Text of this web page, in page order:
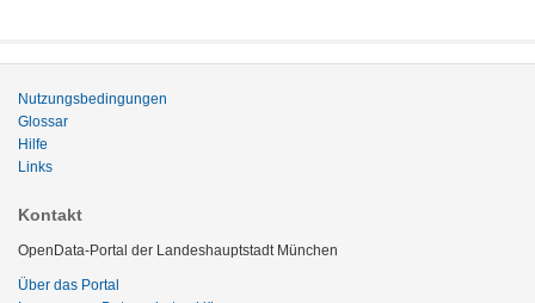
Nutzungsbedingungen
Glossar
Hilfe
Links
Kontakt
OpenData-Portal der Landeshauptstadt München
Über das Portal